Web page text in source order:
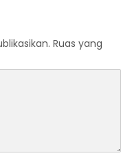
Ruas yang